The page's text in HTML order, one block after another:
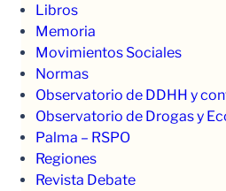
Libros
Memoria
Movimientos Sociales
Normas
Observatorio de DDHH y
Observatorio de Drogas y
Palma – RSPO
Regiones
Revista Debate